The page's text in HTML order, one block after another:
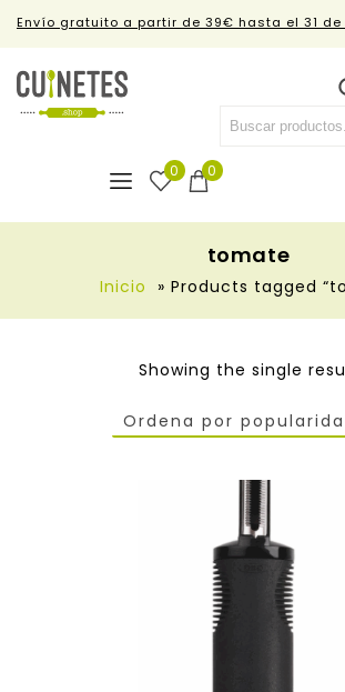
Envío gratuito a partir de 39€ hasta el 31 de
0
0
tomate
Inicio » Products tagged
Showing the single
Ordena por